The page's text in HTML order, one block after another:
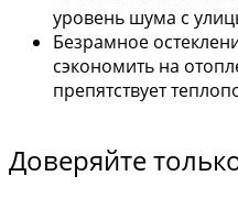
уровень шума с
Безрамное
сэкономить на
препятствует
Доверяйте